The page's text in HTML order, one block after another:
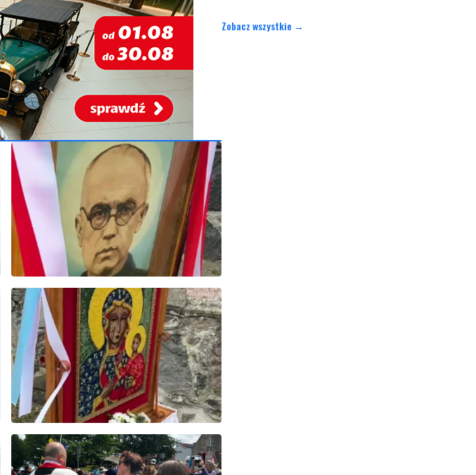
Zobacz wszystkie →